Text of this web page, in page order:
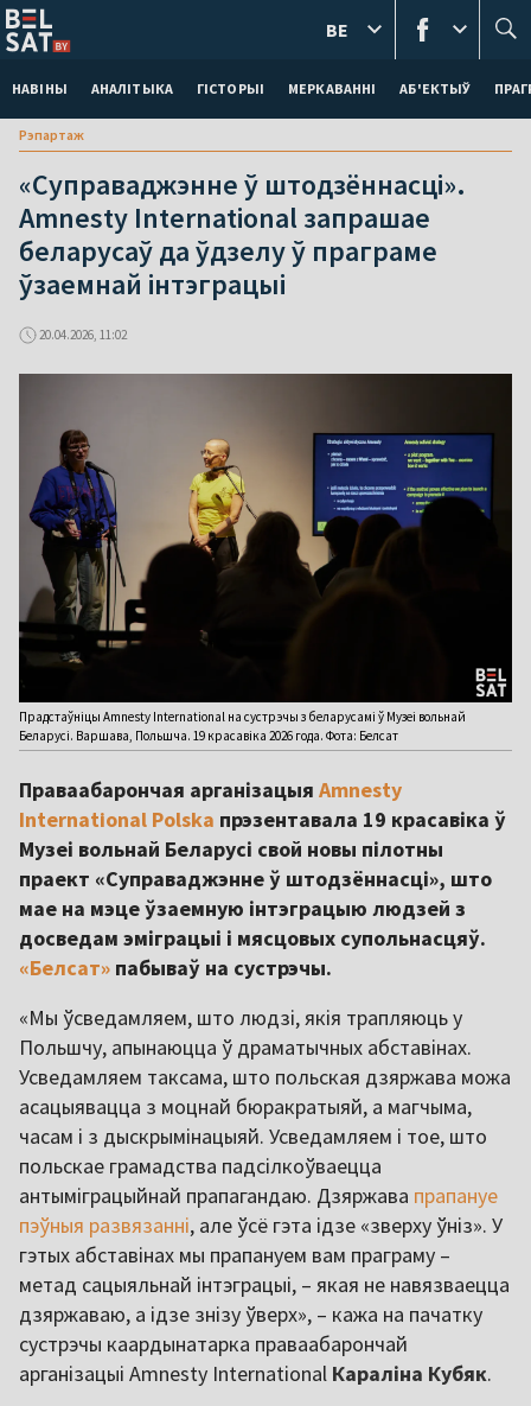
НАВІНЫ АНАЛІТЫКА ГІСТОРЫІ МЕРКАВАННI АБ'ЕКТЫЎ
BE
Рэпартаж
«Суправаджэнне ў штодзённасці».
Amnesty International запрашае
беларусаў да ўдзелу ў праграме
ўзаемнай інтэграцыі
20.04.2026, 11:02
Прадстаўніцы Amnesty International на сустрэчы з беларусамі ў Музеi вольнай
Беларусi. Варшава, Польшча. 19 красавіка 2026 года. Фота: Белсат
Праваабарончая арганізацыя Amnesty
International Polska прэзентавала 19 красавіка ў
Музеі вольнай Беларусі свой новы пілотны
праект «Суправаджэнне ў штодзённасці», што
мае на мэце ўзаемную інтэграцыю людзей з
досведам эміграцыі і мясцовых супольнасцяў.
«Белсат» пабываў на сустрэчы.
«Мы ўсведамляем, што людзі, якія трапляюць у
Польшчу, апынаюцца ў драматычных абставінах.
Усведамляем таксама, што польская дзяржава можа
асацыявацца з моцнай бюракратыяй, а магчыма,
часам і з дыскрымінацыяй. Усведамляем і тое, што
польскае грамадства падсілкоўваецца
антыміграцыйнай прапагандаю. Дзяржава прапануе
пэўныя развязанні, але ўсё гэта ідзе «зверху ўніз». У
гэтых абставінах мы прапануем вам праграму –
метад сацыяльнай інтэграцыі, – якая не навязваецца
дзяржаваю, а ідзе знізу ўверх», – кажа на пачатку
сустрэчы каардынатарка праваабарончай
арганізацыі Amnesty International Караліна Кубяк.